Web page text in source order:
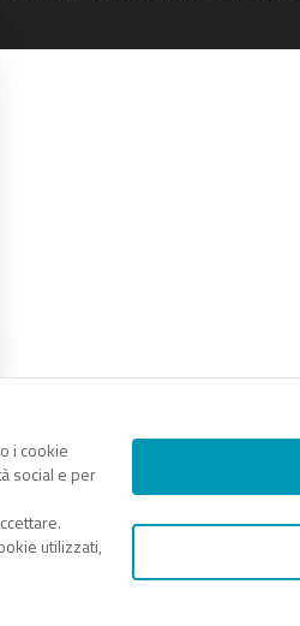
i cookie
social e per
utilizzati,